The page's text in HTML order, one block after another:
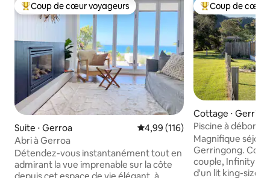
Coups de cœur voyageurs les plus appréciés
Coup de cœur voyageurs
Suite ⋅ Gerroa Évaluation moyenne sur la
4,99 (116)
Abri à Gerroa
Détendez-vous instantanément tout en
admirant la vue imprenable sur la côte
Coups de cœur
Coup de cœur
Cottage ⋅
Piscine à
Magnifique
Gerringong.
couple, Infinity on
d'un lit king-size,